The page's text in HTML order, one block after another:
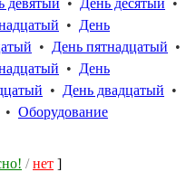
• День
• День пятнадцатый •
• День
• День двадцатый •
• Оборудование
/нет ]